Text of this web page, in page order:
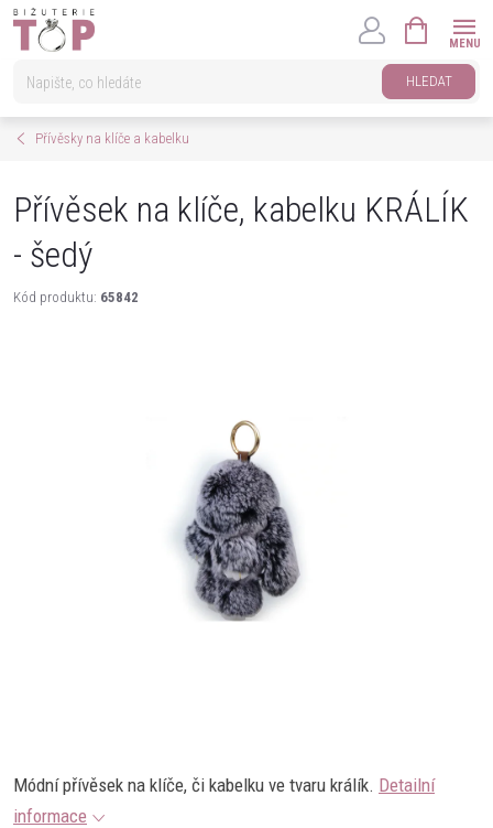
Přejít
HLEDAT
KOŠÍK
Přívěsky na klíče a kabelku
Přívěsek na klíče, kabelku KRÁLÍK
- šedý
Kód produktu: 65842
Módní přívěsek na klíče, či kabelku ve tvaru králík. Detailní
informace